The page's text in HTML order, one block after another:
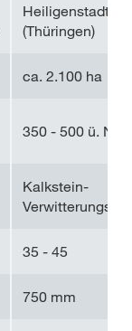
Heiligenstadt
(Thüringen)
ca. 2.100 ha
350 - 500 ü. NN
Kalkstein-
35 - 45
750 mm